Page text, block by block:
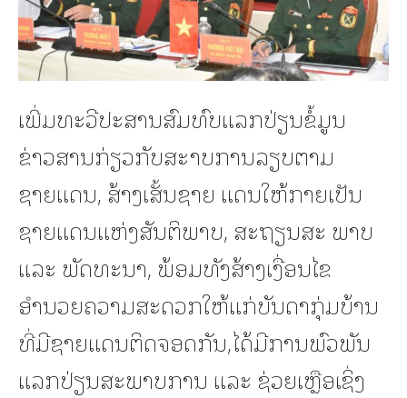
ເພີ່ມທະວີປະສານສົມທົບແລກປ່ຽນຂໍ້ມູນ
ຂ່າວສານກ່ຽວກັບສະາບການລຽບຕາມ
ຊາຍແດນ, ສ້າງເສັ້ນຊາຍ ແດນໃຫ້ກາຍເປັນ
ຊາຍແດນແຫ່ງສັນຕິພາບ, ສະຖຽນສະ ພາບ
ແລະ ພັດທະນາ, ພ້ອມທັງສ້າງເງື່ອນໄຂ
ອຳນວຍຄວາມສະດວກໃຫ້ແກ່ບັນດາກຸ່ມບ້ານ
ທີ່ມີຊາຍແດນຕິດຈອດກັນ,ໄດ້ມີການພົວພັນ
ແລກປ່ຽນສະພາບການ ແລະ ຊ່ວຍເຫຼືອເຊິ່ງ